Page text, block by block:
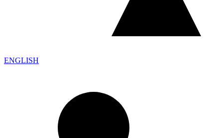
ENGLISH